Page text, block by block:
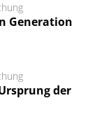
Generation
der